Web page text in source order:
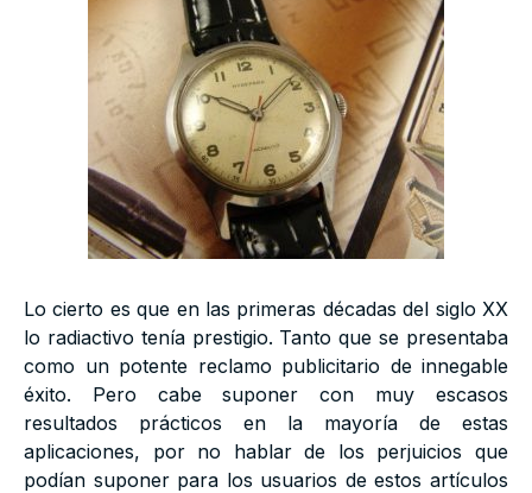
Lo cierto es que en las primeras décadas del siglo XX
lo radiactivo tenía prestigio. Tanto que se presentaba
como un potente reclamo publicitario de innegable
éxito. Pero cabe suponer con muy escasos
resultados prácticos en la mayoría de estas
aplicaciones, por no hablar de los perjuicios que
podían suponer para los usuarios de estos artículos